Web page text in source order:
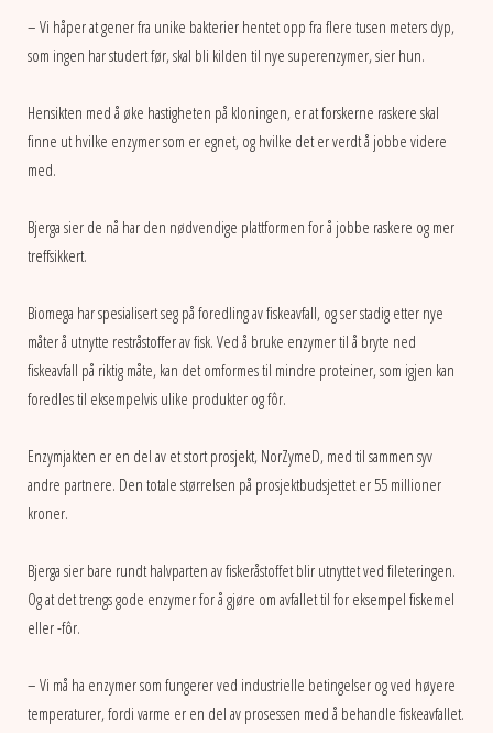
– Vi håper at gener fra unike bakterier hentet opp fra flere tusen meters dyp,
som ingen har studert før, skal bli kilden til nye superenzymer, sier hun.
Hensikten med å øke hastigheten på kloningen, er at forskerne raskere skal
finne ut hvilke enzymer som er egnet, og hvilke det er verdt å jobbe videre
med.
Bjerga sier de nå har den nødvendige plattformen for å jobbe raskere og mer
treffsikkert.
Biomega har spesialisert seg på foredling av fiskeavfall, og ser stadig etter nye
måter å utnytte restråstoffer av fisk. Ved å bruke enzymer til å bryte ned
fiskeavfall på riktig måte, kan det omformes til mindre proteiner, som igjen kan
foredles til eksempelvis ulike produkter og fôr.
Enzymjakten er en del av et stort prosjekt, NorZymeD, med til sammen syv
andre partnere. Den totale størrelsen på prosjektbudsjettet er 55 millioner
kroner.
Bjerga sier bare rundt halvparten av fiskeråstoffet blir utnyttet ved fileteringen.
Og at det trengs gode enzymer for å gjøre om avfallet til for eksempel fiskemel
eller -fôr.
– Vi må ha enzymer som fungerer ved industrielle betingelser og ved høyere
temperaturer, fordi varme er en del av prosessen med å behandle fiskeavfallet.